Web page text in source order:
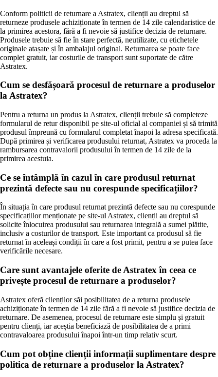
Conform politicii de returnare a Astratex, clienții au dreptul să
returneze produsele achiziționate în termen de 14 zile calendaristice de
la primirea acestora, fără a fi nevoie să justifice decizia de returnare.
Produsele trebuie să fie în stare perfectă, neutilizate, cu etichetele
originale atașate și în ambalajul original. Returnarea se poate face
complet gratuit, iar costurile de transport sunt suportate de către
Astratex.
Cum se desfășoară procesul de returnare a produselor
la Astratex?
Pentru a returna un produs la Astratex, clienții trebuie să completeze
formularul de retur disponibil pe site-ul oficial al companiei și să trimită
produsul împreună cu formularul completat înapoi la adresa specificată.
După primirea și verificarea produsului returnat, Astratex va proceda la
rambursarea contravalorii produsului în termen de 14 zile de la
primirea acestuia.
Ce se întâmplă în cazul în care produsul returnat
prezintă defecte sau nu corespunde specificațiilor?
În situația în care produsul returnat prezintă defecte sau nu corespunde
specificațiilor menționate pe site-ul Astratex, clienții au dreptul să
solicite înlocuirea produsului sau returnarea integrală a sumei plătite,
inclusiv a costurilor de transport. Este important ca produsul să fie
returnat în aceleași condiții în care a fost primit, pentru a se putea face
verificările necesare.
Care sunt avantajele oferite de Astratex în ceea ce
privește procesul de returnare a produselor?
Astratex oferă clienților săi posibilitatea de a returna produsele
achiziționate în termen de 14 zile fără a fi nevoie să justifice decizia de
returnare. De asemenea, procesul de returnare este simplu și gratuit
pentru clienți, iar aceștia beneficiază de posibilitatea de a primi
contravaloarea produsului înapoi într-un timp relativ scurt.
Cum pot obține clienții informații suplimentare despre
politica de returnare a produselor la Astratex?